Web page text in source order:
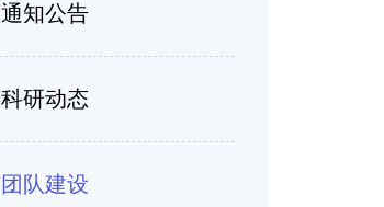
通知公告
科研动态
团队建设